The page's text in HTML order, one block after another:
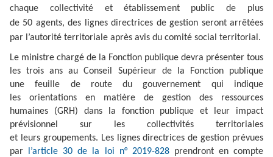
chaque collectivité et établissement public de plus
de 50 agents, des lignes directrices de gestion seront arrêtées
par l’autorité territoriale après avis du comité social territorial.
Le ministre chargé de la Fonction publique devra présenter tous
les trois ans au Conseil Supérieur de la Fonction publique
une feuille de route du gouvernement qui indique
les orientations en matière de gestion des ressources
humaines (GRH) dans la fonction publique et leur impact
prévisionnel sur les collectivités territoriales
et leurs groupements. Les lignes directrices de gestion prévues
par
l’article 30 de la loi n° 2019-828prendront en compte